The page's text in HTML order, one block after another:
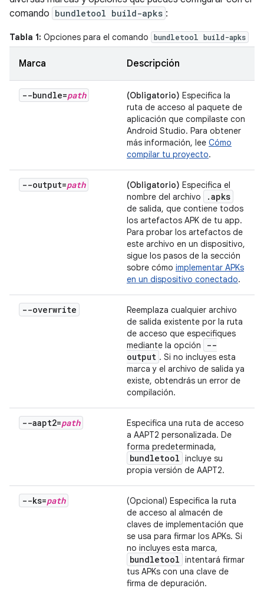
comando bundletool build-apks :
Tabla 1: Opciones para el comando bundletool build-apks
Marca Descripción
--bundle=path (Obligatorio) Especifica la
ruta de acceso al paquete de
aplicación que compilaste con
Android Studio. Para obtener
más información, lee Cómo
compilar tu proyecto.
--output=path (Obligatorio) Especifica el
nombre del archivo
.apks
de salida, que contiene todos
los artefactos APK de tu app.
Para probar los artefactos de
este archivo en un dispositivo,
sigue los pasos de la sección
sobre cómo implementar APKs
en un dispositivo conectado.
--overwrite
Reemplaza cualquier archivo
de salida existente por la ruta
de acceso que especifiques
mediante la opción
--
output . Si no incluyes esta
marca y el archivo de salida ya
existe, obtendrás un error de
compilación.
--aapt2=path
Especifica una ruta de acceso
a AAPT2 personalizada. De
forma predeterminada,
bundletool incluye su
propia versión de AAPT2.
--ks=path
(Opcional) Especifica la ruta
de acceso al almacén de
claves de implementación que
se usa para firmar los APKs. Si
no incluyes esta marca,
bundletool intentará firmar
tus APKs con una clave de
firma de depuración.